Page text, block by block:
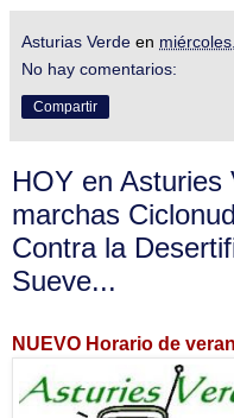
Asturias Verde en
No hay comentarios:
Compartir
HOY en Asturies
marchas
Contra la
Sueve...
NUEVO Horario de